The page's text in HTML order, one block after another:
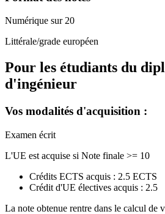
Numérique sur 20
Littérale/grade européen
Pour les étudiants du
d'ingénieur
Vos modalités d'acquisition :
Examen écrit
L'UE est acquise si Note finale >= 10
Crédits ECTS acquis : 2.5 ECTS
Crédit d'UE électives acquis : 2.5
La note obtenue rentre dans le calcul de